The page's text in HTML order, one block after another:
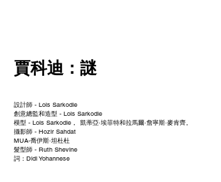
賈科迪：謎
設計師 - Lois Sarkodie
創意總監和造型 - Lois Sarkodie
模型 - Lois Sarkodie，
凱蒂亞·埃菲特和拉馬爾·詹寧斯·麥肯齊。
攝影師 - Hozir Sahdat
MUA-喬伊斯·坦杜杜
髮型師 - Ruth Shevine
詞：Didi Yohannese